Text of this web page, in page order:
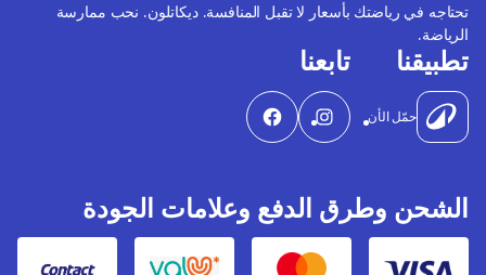
تحتاجه في رياضتك بأسعار لا تقبل المنافسة. ديكاتلون. نحب ممارسة
الرياضة.
تطبيقنا
حمّل الأن
تابعنا
الشحن وطرق الدفع وعلامات الجودة